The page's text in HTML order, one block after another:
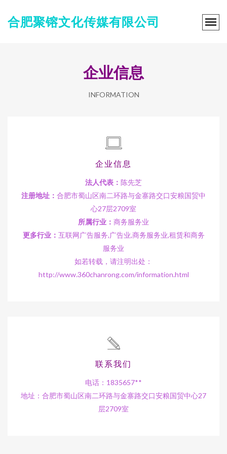
合肥聚镕文化传媒有限公司
企业信息
INFORMATION
企业信息
法人代表： 陈先芝
注册地址： 合肥市蜀山区南二环路与金寨路交口安粮国贸中
心27层2709室
所属行业： 商务服务业
更多行业： 互联网广告服务,广告业,商务服务业,租赁和商务
服务业
如若转载，请注明出处：
http://www.360chanrong.com/information.html
联系我们
电话：1835657**
地址：合肥市蜀山区南二环路与金寨路交口安粮国贸中心27
层2709室